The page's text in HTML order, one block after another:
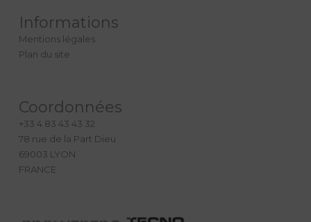
Informations
Mentions légales
Plan du site
Coordonnées
+33 4 83 43 43 32
78 rue de la Part Dieu
69003 LYON
FRANCE